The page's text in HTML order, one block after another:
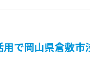
で岡山県倉敷